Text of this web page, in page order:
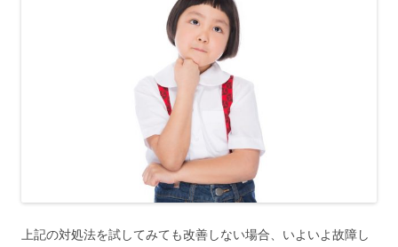
上記の対処法を試してみても改善しない場合、いよいよ故障し